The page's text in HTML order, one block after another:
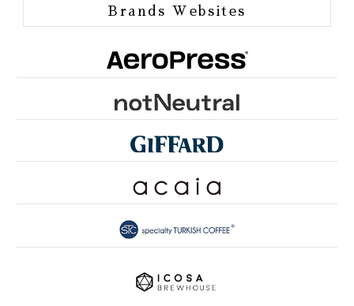
ORANG UTAN COFFEE
ONE of LOVE PROJECT
GROUNDS FOR HEALTH
FUN TO SHARE
PINK RIBBON KYOTO
SDGsとは
Brands Websites